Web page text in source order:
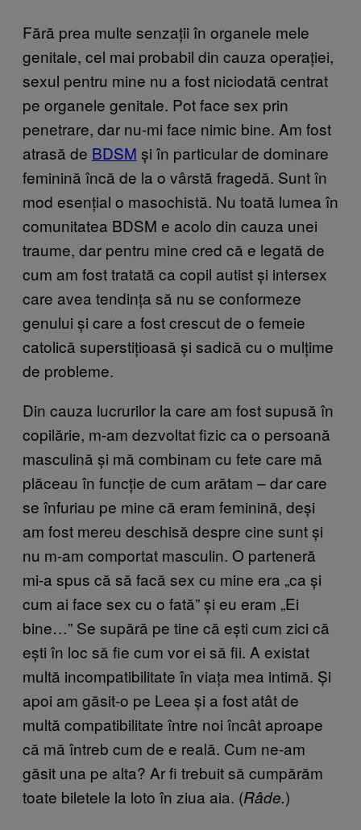
Fără prea multe senzații în organele mele
genitale, cel mai probabil din cauza operației,
sexul pentru mine nu a fost niciodată centrat
pe organele genitale. Pot face sex prin
penetrare, dar nu-mi face nimic bine. Am fost
atrasă de BDSM și în particular de dominare
feminină încă de la o vârstă fragedă. Sunt în
mod esențial o masochistă. Nu toată lumea în
comunitatea BDSM e acolo din cauza unei
traume, dar pentru mine cred că e legată de
cum am fost tratată ca copil autist și intersex
care avea tendința să nu se conformeze
genului și care a fost crescut de o femeie
catolică superstițioasă și sadică cu o mulțime
de probleme.
Din cauza lucrurilor la care am fost supusă în
copilărie, m-am dezvoltat fizic ca o persoană
masculină și mă combinam cu fete care mă
plăceau în funcție de cum arătam – dar care
se înfuriau pe mine că eram feminină, deși
am fost mereu deschisă despre cine sunt și
nu m-am comportat masculin. O parteneră
mi-a spus că să facă sex cu mine era „ca și
cum ai face sex cu o fată” și eu eram „Ei
bine…” Se supără pe tine că ești cum zici că
ești în loc să fie cum vor ei să fii. A existat
multă incompatibilitate în viața mea intimă. Și
apoi am găsit-o pe Leea și a fost atât de
multă compatibilitate între noi încât aproape
că mă întreb cum de e reală. Cum ne-am
găsit una pe alta? Ar fi trebuit să cumpărăm
toate biletele la loto în ziua aia. (Râde.)